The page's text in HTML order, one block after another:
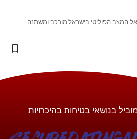
המצב הפוליטי בישראל מורכב ומשתנה
בנושאי בטיחות בהיכרויות